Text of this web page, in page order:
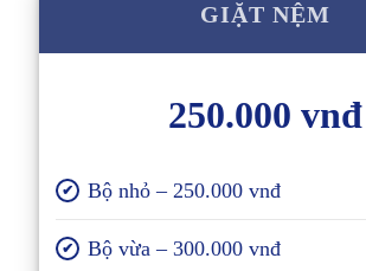
GIẶT NỆM
250.000 vnđ
✔ Bộ nhỏ – 250.000 vnđ
✔ Bộ vừa – 300.000 vnđ